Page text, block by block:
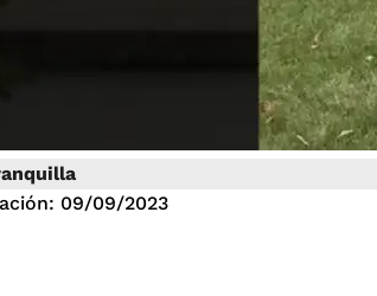
09/09/2023